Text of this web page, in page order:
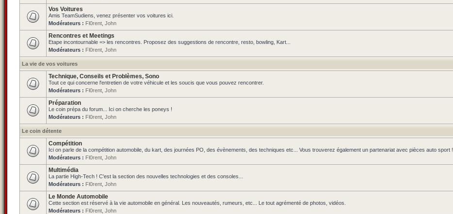
Vos Voitures
Amis TeamSudiens, venez présenter vos voitures ici.
Modérateurs : Fl0rent John
Rencontres et Meetings
Etape incontournable => les rencontres. Proposez des suggestions de rencontre, resto, bowling, Kart...
Modérateurs : Fl0rent John
La vie de vos voitures
Technique, Conseils et Problèmes, Sono
Tout ce qui concerne l'entretien de votre véhicule et les soucis que vous pouvez rencontrer.
Modérateurs : Fl0rent John
Préparation
Le coin prépa du forum... Ici on cherche les poneys !
Modérateurs : Fl0rent John
Le coin détente
Compétition
Ici on parle de la compétition automobile, du kart, des journées PO, des évènements, des techniques etc... Vous trouverez également un partenariat avec pièces auto sport !
Modérateurs : Fl0rent John
Multimédia
La partie High-Tech ! C'est la section des nouvelles technologies et des consoles...
Modérateurs : Fl0rent John
Le Monde Automobile
Cette section est réservé à la vie automobile en général. Les nouveautés, rumeurs, etc... Le tout agrémenté de photos, vidéos.
Modérateurs : Fl0rent John